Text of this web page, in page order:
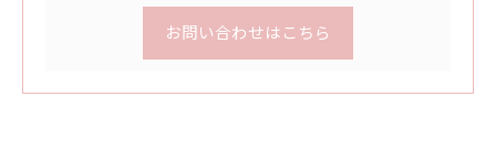
お問い合わせはこちら